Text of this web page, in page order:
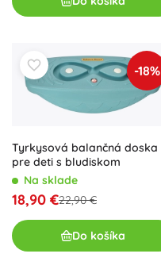
-18%
Tyrkysová balančná doska
pre deti s bludiskom
Na sklade
18,90 €22,90 €
Do košíka